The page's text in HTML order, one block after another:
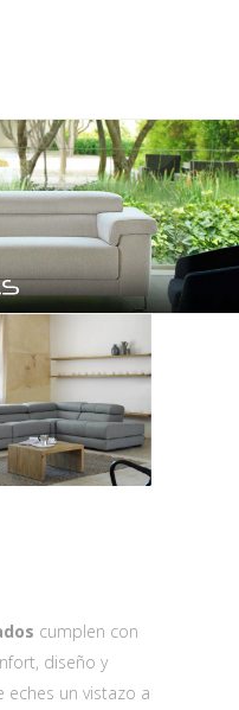
cumplen con
diseño y
eches un vistazo a